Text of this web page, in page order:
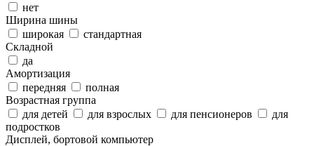
нет
Ширина шины
широкая
стандартная
Складной
да
Амортизация
передняя
полная
Возрастная группа
для детей
для взрослых для пенсионеров
для
подростков
Дисплей, бортовой компьютер